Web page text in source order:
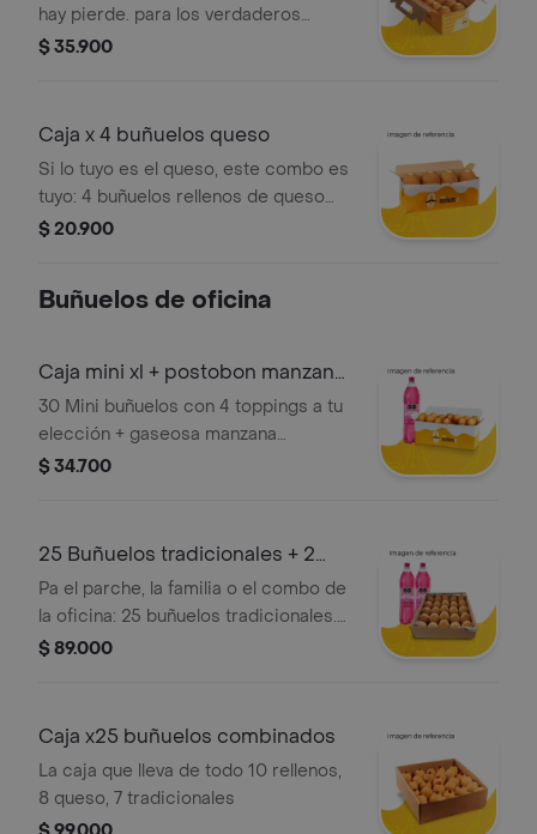
hay pierde. para los verdaderos
amantes del queso: 8 buñuelos
$ 35.900
Caja x 4 buñuelos queso
Si lo tuyo es el queso, este combo es
tuyo: 4 buñuelos rellenos de queso
mozzarella, crujientes por fuera,
$ 20.900
Buñuelos de oficina
Caja mini xl + postobon manzana
1.5l
30 Mini buñuelos con 4 toppings a tu
elección + gaseosa manzana
postobon 1.5l la caja perfecta para
$ 34.700
25 Buñuelos tradicionales + 2
gaseosas
Pa el parche, la familia o el combo de
la oficina: 25 buñuelos tradicionales.
el clásico que nunca falla + 2 gaseosa
$ 89.000
Caja x25 buñuelos combinados
La caja que lleva de todo 10 rellenos,
8 queso, 7 tradicionales